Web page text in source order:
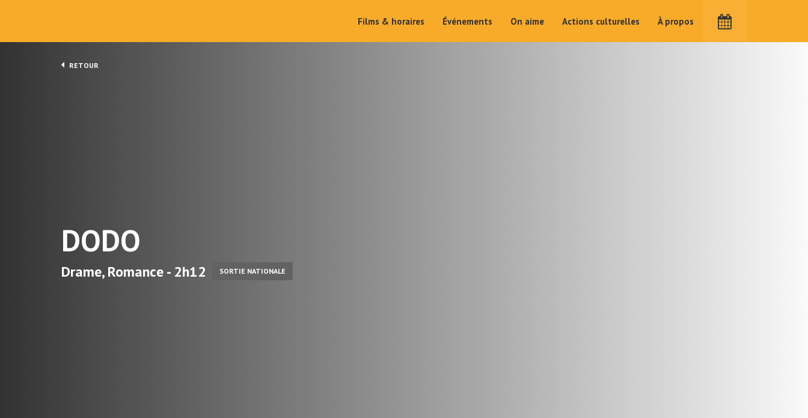
Films & horaires Événements On aime Actions culturelles À propos
RETOUR
DODO
Drame, Romance - 2h12 SORTIE NATIONALE